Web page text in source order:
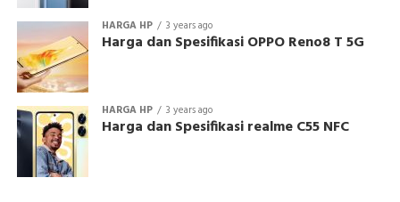
HARGA HP 3 years ago
Harga dan Spesifikasi OPPO Reno8 T 5G
HARGA HP 3 years ago
Harga dan Spesifikasi realme C55 NFC